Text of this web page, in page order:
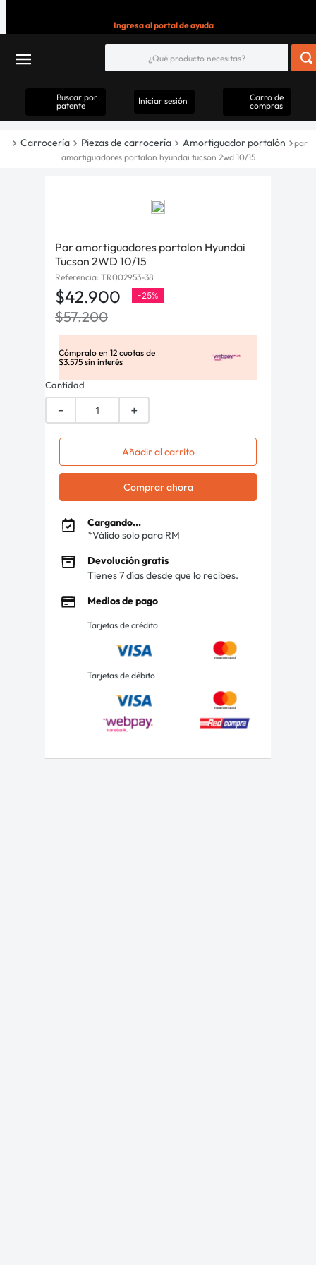
Ingresa al portal de ayuda
Buscar por
patente
Iniciar sesión
Carro de
compras
Carrocería Piezas de carrocería Amortiguador portalón
par
amortiguadores portalon hyundai tucson 2wd 10/15
Par amortiguadores portalon Hyundai
Tucson 2WD 10/15
Referencia: TR002953-38
$42.900 -25%
$57.200
Cómpralo en 12 cuotas de
$3.575 sin interés
Cantidad
＋
－
Añadir al carrito
Comprar ahora
Cargando...
*Válido solo para RM
Devolución gratis
Tienes 7 días desde que lo recibes.
Medios de pago
Tarjetas de crédito
Tarjetas de débito